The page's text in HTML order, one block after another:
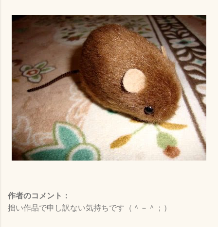
作者のコメント：
拙い作品で申し訳ない気持ちです（＾－＾；）